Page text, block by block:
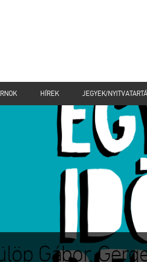
HÍREK JEGYEK/
Gábor,